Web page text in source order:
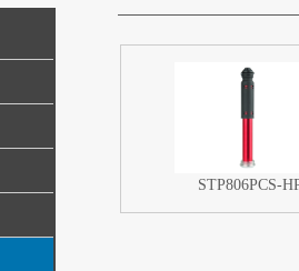
STP806PCS-